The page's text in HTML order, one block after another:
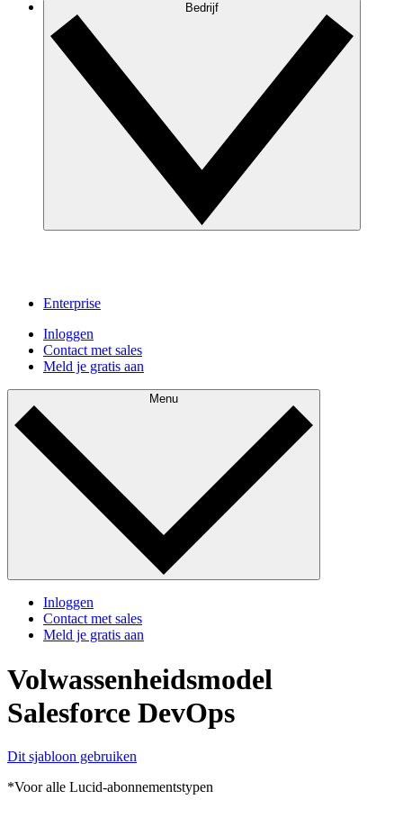
Bedrijf
Enterprise
Inloggen
Contact met sales
Meld je gratis aan
Menu
Inloggen
Contact met sales
Meld je gratis aan
Volwassenheidsmodel
Salesforce DevOps
Dit sjabloon gebruiken
*Voor alle Lucid-abonnementstypen